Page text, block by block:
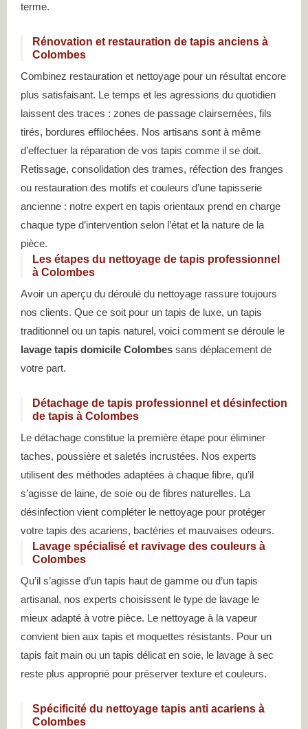
terme.
Rénovation et restauration de tapis anciens à
Colombes
Combinez restauration et nettoyage pour un résultat encore
plus satisfaisant. Le temps et les agressions du quotidien
laissent des traces : zones de passage clairsemées, fils
tirés, bordures effilochées. Nos artisans sont à même
d’effectuer la réparation de vos tapis comme il se doit.
Retissage, consolidation des trames, réfection des franges
ou restauration des motifs et couleurs d’une tapisserie
ancienne : notre expert en tapis orientaux prend en charge
chaque type d’intervention selon l’état et la nature de la
pièce.
Les étapes du nettoyage de tapis professionnel
à Colombes
Avoir un aperçu du déroulé du nettoyage rassure toujours
nos clients. Que ce soit pour un tapis de luxe, un tapis
traditionnel ou un tapis naturel, voici comment se déroule le
lavage tapis domicile Colombes sans déplacement de
votre part.
Détachage de tapis professionnel et désinfection
de tapis à Colombes
Le détachage constitue la première étape pour éliminer
taches, poussière et saletés incrustées. Nos experts
utilisent des méthodes adaptées à chaque fibre, qu’il
s’agisse de laine, de soie ou de fibres naturelles. La
désinfection vient compléter le nettoyage pour protéger
votre tapis des acariens, bactéries et mauvaises odeurs.
Lavage spécialisé et ravivage des couleurs à
Colombes
Qu’il s’agisse d’un tapis haut de gamme ou d’un tapis
artisanal, nos experts choisissent le type de lavage le
mieux adapté à votre pièce. Le nettoyage à la vapeur
convient bien aux tapis et moquettes résistants. Pour un
tapis fait main ou un tapis délicat en soie, le lavage à sec
reste plus approprié pour préserver texture et couleurs.
Spécificité du nettoyage tapis anti acariens à
Colombes